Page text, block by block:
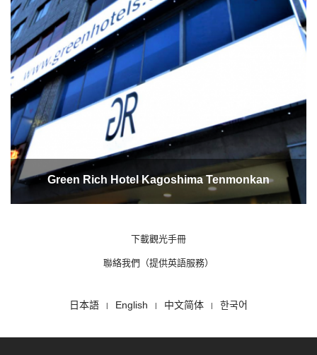
Green Rich Hotel Kagoshima Tenmonkan
下載觀光手冊
聯絡我們（提供英語服務）
日本語 English 中文简体 한국어